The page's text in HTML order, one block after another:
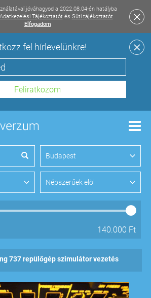
jóváhagyod a 2022.08.04-én hatályba
Adatkezelési Tájékoztatót és Süti tájékoztatót.
Elfogadom
fel hírlevelünkre!
Budapest
Népszerűek elöl
140.000 Ft
737 repülőgép szimulátor vezetés